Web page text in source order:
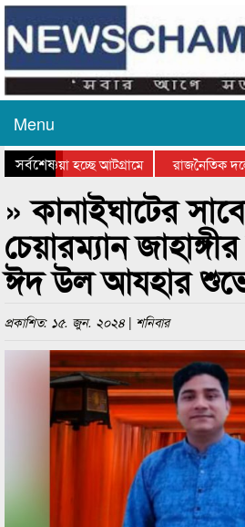
Menu
সর্বশেষ
যাওয়া হচ্ছে আটগ্রামে
রাজনৈতিক
পুরস্কার বিতরণ সম্পন্ন
সিলেটে
» কানাইঘাটের
চেয়ারম্যান
ঈদ উল আযহার
প্রকাশিত: ১৫. জুন. ২০২৪ | শনিবার